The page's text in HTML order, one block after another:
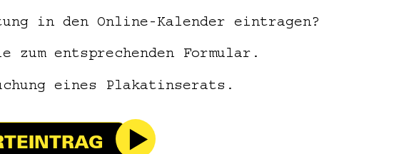
in den Online-Kalender eintragen?
entsprechenden Formular.
eines Plakatinserats.